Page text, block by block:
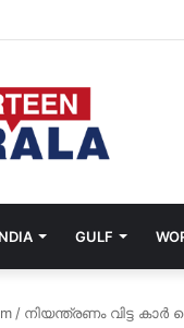
GULF
/ നിയന്ത്രണം വിട്ട